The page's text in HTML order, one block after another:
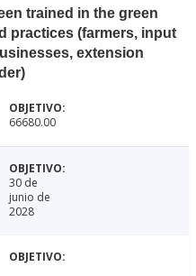
trained in the green
practices (farmers, input
extension
66680.00
30 de
junio de
2028